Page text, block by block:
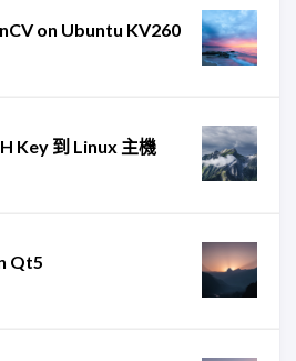
on Ubuntu KV260
Key 到 Linux 主機
Qt5